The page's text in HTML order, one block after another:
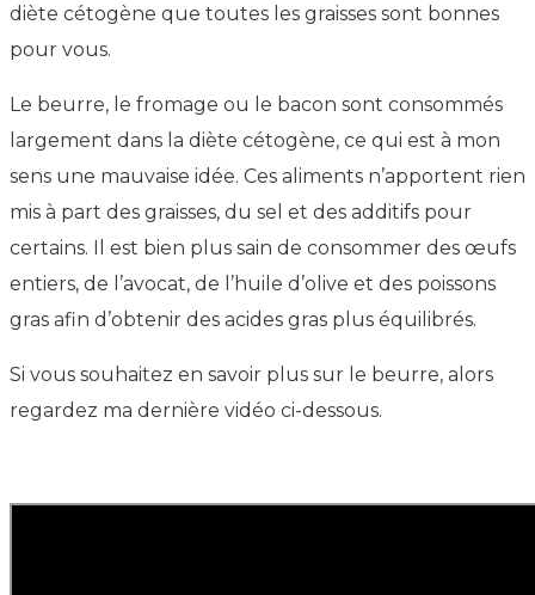
diète cétogène que toutes les graisses sont bonnes
pour vous.
Le beurre, le fromage ou le bacon sont consommés
largement dans la diète cétogène, ce qui est à mon
sens une mauvaise idée. Ces aliments n’apportent rien
mis à part des graisses, du sel et des additifs pour
certains. Il est bien plus sain de consommer des œufs
entiers, de l’avocat, de l’huile d’olive et des poissons
gras afin d’obtenir des acides gras plus équilibrés.
Si vous souhaitez en savoir plus sur le beurre, alors
regardez ma dernière vidéo ci-dessous.